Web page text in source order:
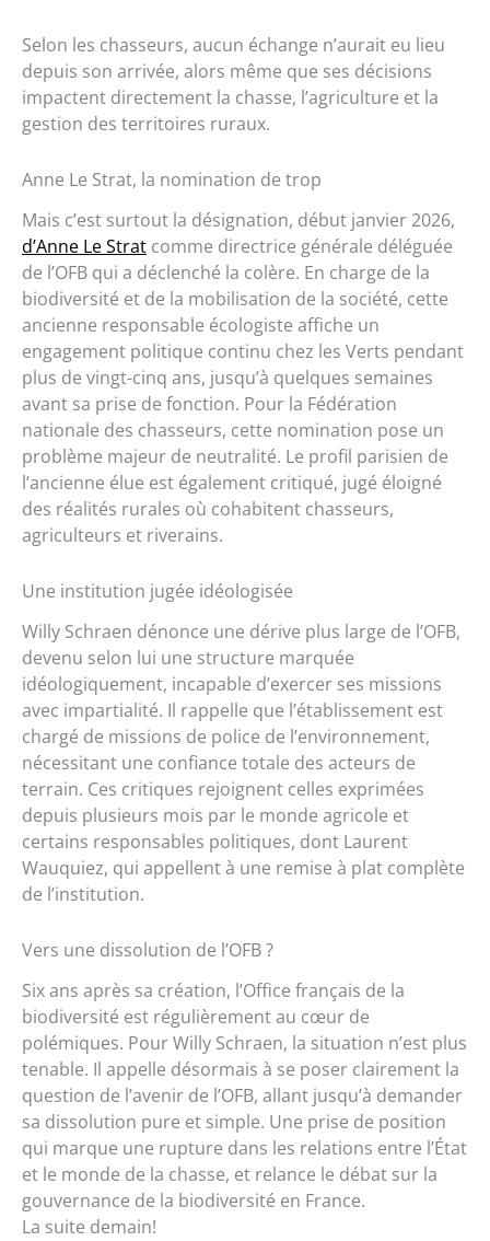
Selon les chasseurs, aucun échange n’aurait eu lieu
depuis son arrivée, alors même que ses décisions
impactent directement la chasse, l’agriculture et la
gestion des territoires ruraux.
Anne Le Strat, la nomination de trop
Mais c’est surtout la désignation, début janvier 2026,
d’Anne Le Strat comme directrice générale déléguée
de l’OFB qui a déclenché la colère. En charge de la
biodiversité et de la mobilisation de la société, cette
ancienne responsable écologiste affiche un
engagement politique continu chez les Verts pendant
plus de vingt-cinq ans, jusqu’à quelques semaines
avant sa prise de fonction. Pour la Fédération
nationale des chasseurs, cette nomination pose un
problème majeur de neutralité. Le profil parisien de
l’ancienne élue est également critiqué, jugé éloigné
des réalités rurales où cohabitent chasseurs,
agriculteurs et riverains.
Une institution jugée idéologisée
Willy Schraen dénonce une dérive plus large de l’OFB,
devenu selon lui une structure marquée
idéologiquement, incapable d’exercer ses missions
avec impartialité. Il rappelle que l’établissement est
chargé de missions de police de l’environnement,
nécessitant une confiance totale des acteurs de
terrain. Ces critiques rejoignent celles exprimées
depuis plusieurs mois par le monde agricole et
certains responsables politiques, dont Laurent
Wauquiez, qui appellent à une remise à plat complète
de l’institution.
Vers une dissolution de l’OFB ?
Six ans après sa création, l’Office français de la
biodiversité est régulièrement au cœur de
polémiques. Pour Willy Schraen, la situation n’est plus
tenable. Il appelle désormais à se poser clairement la
question de l’avenir de l’OFB, allant jusqu’à demander
sa dissolution pure et simple. Une prise de position
qui marque une rupture dans les relations entre l’État
et le monde de la chasse, et relance le débat sur la
gouvernance de la biodiversité en France.
La suite demain!